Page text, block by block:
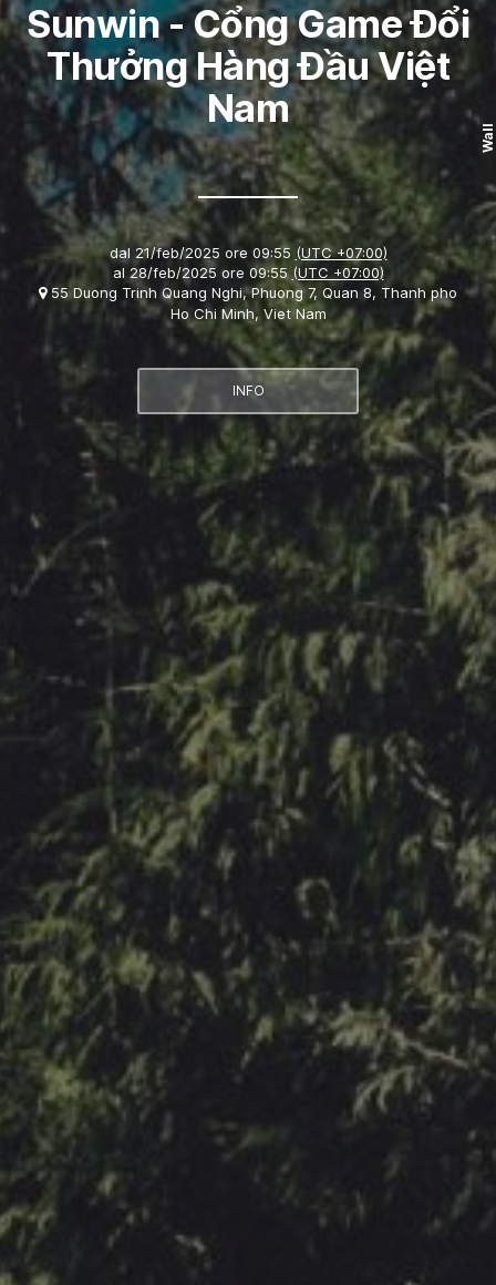
Sunwin - Cổng Game Đổi
Thưởng Hàng Đầu Việt
Nam
dal 21/feb/2025 ore 09:55 (UTC +07:00)
al 28/feb/2025 ore 09:55 (UTC +07:00)
55 Duong Trinh Quang Nghi, Phuong 7, Quan 8, Thanh pho
Ho Chi Minh, Viet Nam
INFO
Wall